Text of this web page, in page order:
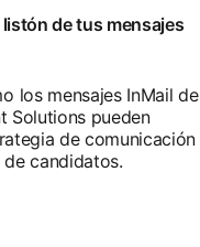
de tus mensajes
los mensajes InMail de
Solutions pueden
de comunicación
candidatos.